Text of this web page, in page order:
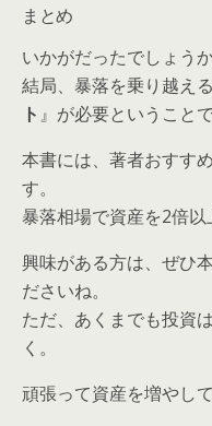
まとめ
いかがだったでしょうか
結局、暴落を乗り越え
ト 』が必要ということで
本書には、著者おすす
す。
暴落相場で資産を2倍以
興味がある方は、ぜひ
ださいね。
ただ、あくまでも投資
く。
頑張って資産を増やし